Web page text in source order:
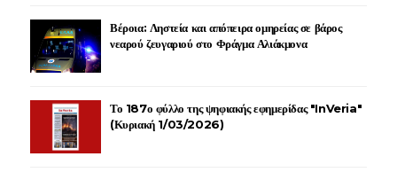
Βέροια: Ληστεία και απόπειρα ομηρείας σε βάρος
νεαρού ζευγαριού στο Φράγμα Αλιάκμονα
Το 187ο φύλλο της ψηφιακής εφημερίδας "InVeria"
(Κυριακή 1/03/2026)